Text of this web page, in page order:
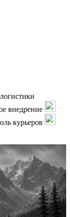
внедрение
курьеров